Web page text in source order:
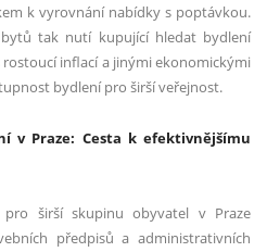
k vyrovnání nabídky s poptávkou.
tak nutí kupující hledat bydlení
rostoucí inflací a jinými ekonomickými
bydlení pro širší veřejnost.
v Praze: Cesta k efektivnějšímu
širší skupinu obyvatel v Praze
předpisů a administrativních